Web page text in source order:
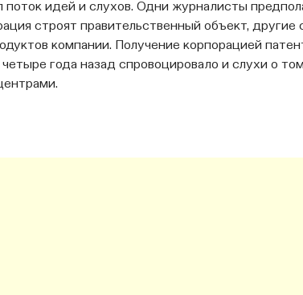
идей и слухов. Одни журналисты
строят правительственный объект, другие
компании. Получение корпорацией
года назад спровоцировало и слухи о